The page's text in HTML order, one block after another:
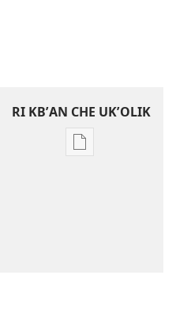
RI KBʼAN CHE UKʼOLIK
Digital